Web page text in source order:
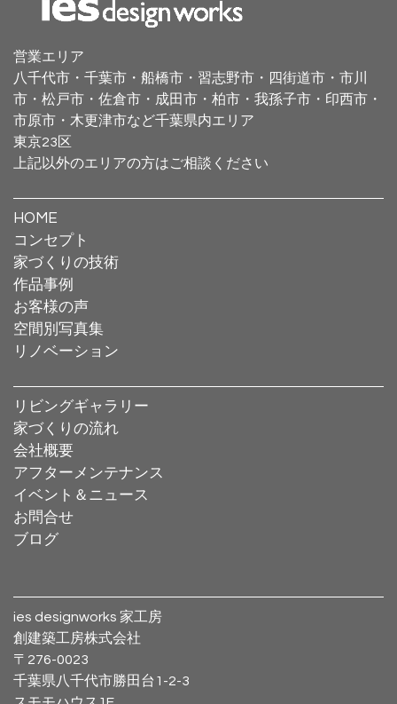
営業エリア
八千代市・千葉市・船橋市・習志野市・四街道市・ 市川
市・松戸市・佐倉市・成田市・ 柏市・我孫子市・印西市・
市原市・木更津市など千葉県内エリア
東京23区
上記以外のエリアの方はご相談ください
HOME
コンセプト
家づくりの技術
作品事例
お客様の声
空間別写真集
リノベーション
リビングギャラリー
家づくりの流れ
会社概要
アフターメンテナンス
イベント＆ニュース
お問合せ
ブログ
ies designworks 家工房
創建築工房株式会社
〒276-0023
千葉県八千代市勝田台1-2-3